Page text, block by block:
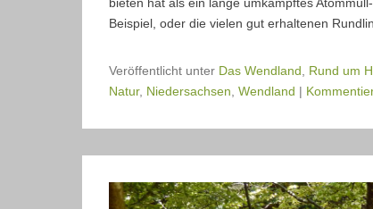
Beispiel, oder die vielen gut erhaltenen
Veröffentlicht unter Das Wendland Rund um
Natur, Niedersachsen Wendland |